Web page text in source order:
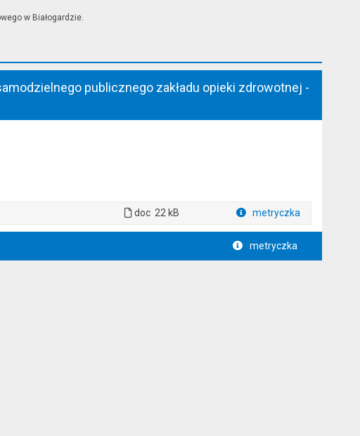
w Białogardzie.
publicznego zakładu opieki zdrowotnej -
doc 22 kB metryczka
metryczka